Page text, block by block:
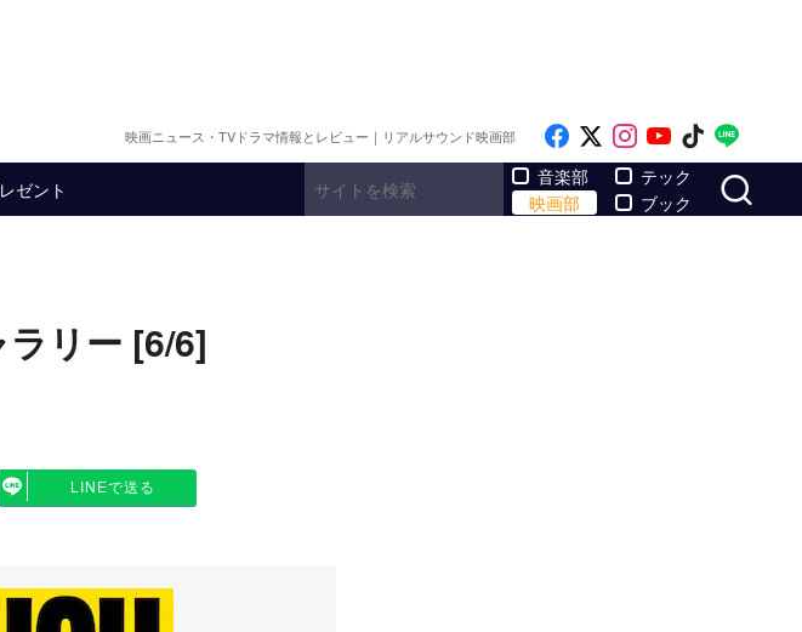
映画ニュース・TVドラマ情報とレビュー｜リアルサウンド映画部 Like on Facebook
Follow on x
Follow on
Follow on
Follow
ゼント
音楽部
映画部
テック
ブック
リー [6/6]
LINEで送る